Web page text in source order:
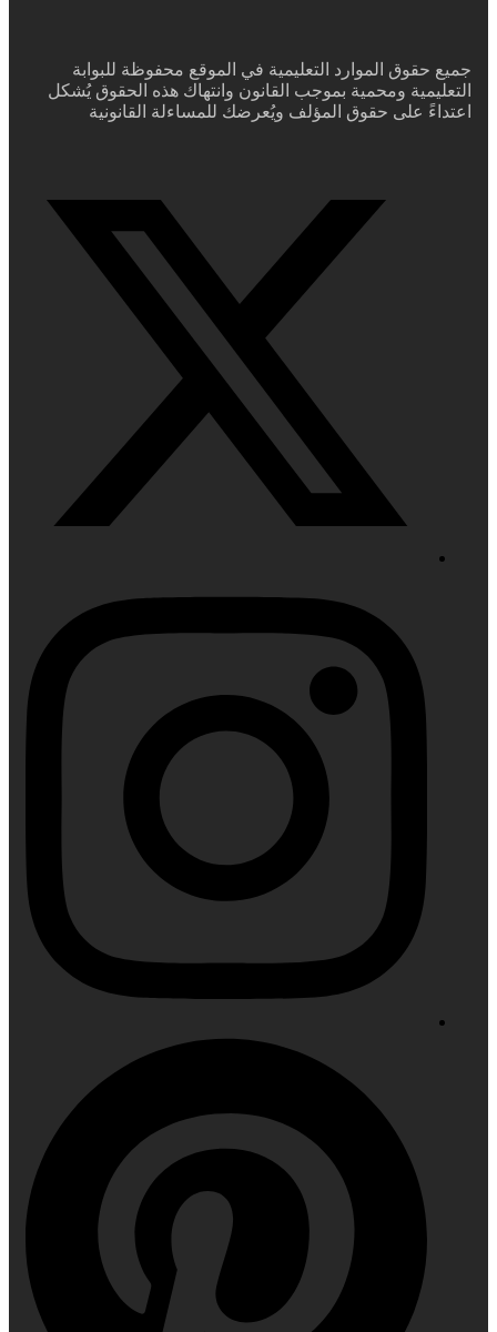
جميع حقوق الموارد التعليمية في الموقع محفوظة للبوابة
التعليمية ومحمية بموجب القانون وانتهاك هذه الحقوق يُشكل
اعتداءً على حقوق المؤلف ويُعرضك للمساءلة القانونية